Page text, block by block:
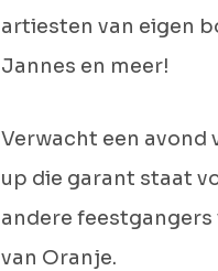
artiesten van eigen
Jannes en meer!
Verwacht een avond
up die garant staat
andere feestgangers
van Oranje.